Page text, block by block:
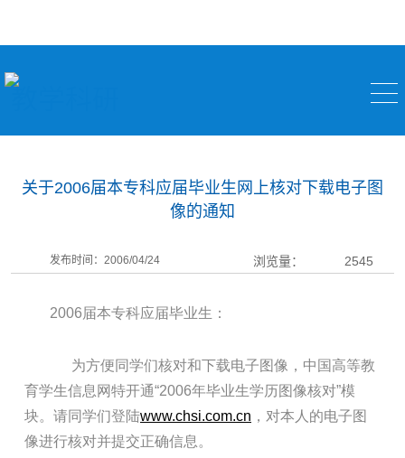
关于2006届本专科应届毕业生网上核对下载电子图
像的通知
发布时间：2006/04/24 浏览量： 2545
2006届本专科应届毕业生：
为方便同学们核对和下载电子图像，中国高等教
育学生信息网特开通“2006年毕业生学历图像核对”模
块。请同学们登陆www.chsi.com.cn ，对本人的电子图
像进行核对并提交正确信息。